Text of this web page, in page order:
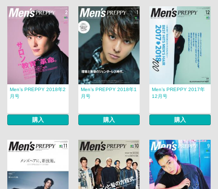
Men’s PREPPY 2018年2
月号
購入
Men’s PREPPY 2018年1
月号
購入
Men’s PREPPY 2017年
12月号
購入